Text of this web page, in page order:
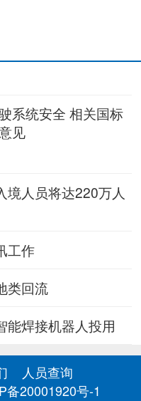
系统安全 相关国标
见
境人员将达220万人
工作
类回流
能焊接机器人投用
人员查询
备20001920号-1